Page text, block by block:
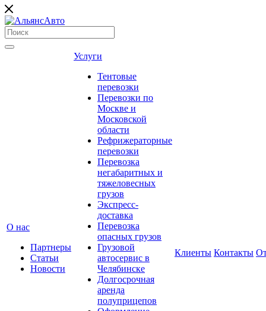
О нас
Партнеры
Статьи
Новости
Услуги
Тентовые
перевозки
Перевозки по
Москве и
Московской
области
Рефрижераторные
перевозки
Перевозка
негабаритных и
тяжеловесных
грузов
Экспресс-
доставка
Перевозка
опасных грузов
Грузовой
автосервис в
Челябинске
Долгосрочная
аренда
полуприцепов
Клиенты Контакты